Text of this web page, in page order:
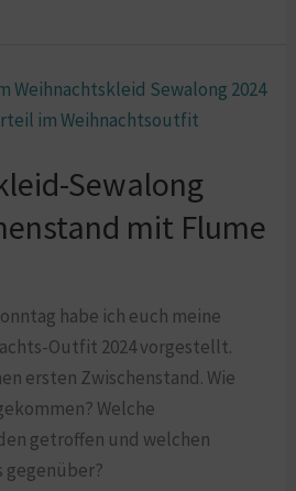
Sewalong
mit Flume
habe ich euch meine
Outfit 2024 vorgestellt.
ersten Zwischenstand. Wie
Welche
getroffen und welchen
gegenüber?